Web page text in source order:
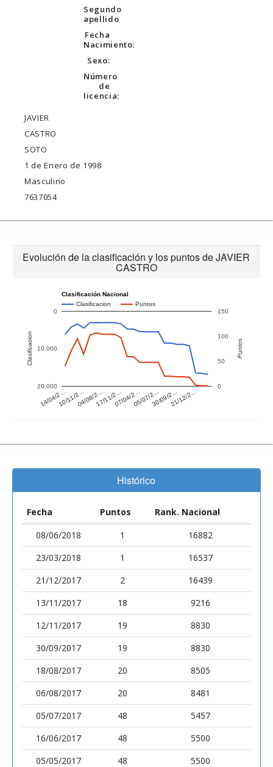
Segundo
apellido
Fecha
Nacimiento:
Sexo:
Número
de
licencia:
JAVIER
CASTRO
SOTO
1 de Enero de 1998
Masculino
7637054
Evolución de la clasificación y los puntos de JAVIER
CASTRO
Clasificación Nacional
Clasificacion
Puntos
14/04/2…10/11/2…04/08/2…17/11/2…07/04/2…05/07/2…30/09/2…21/12/2…
0
10,000
20,000 0
50
100
150
Clasificacion Puntos
Histórico
Fecha Puntos
Rank. Nacional
08/06/2018
1
16882
23/03/2018
1
16537
21/12/2017
2
16439
13/11/2017
18
9216
12/11/2017
19
8830
30/09/2017
19
8830
18/08/2017
20
8505
06/08/2017
20
8481
05/07/2017
48
5457
16/06/2017
48
5500
05/05/2017
48
5500